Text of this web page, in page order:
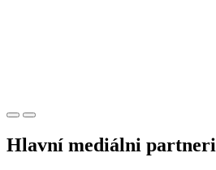
Hlavní mediálni partneri